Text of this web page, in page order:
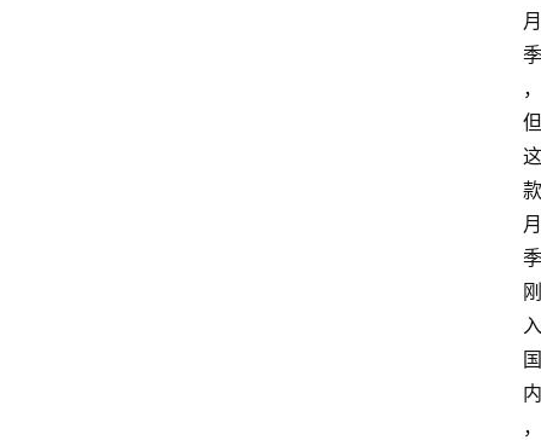
月
季
，
但
这
款
月
季
刚
入
国
内
，